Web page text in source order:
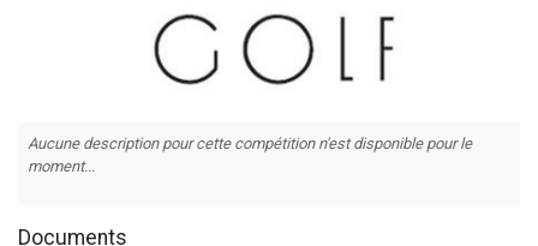
Aucune description pour cette compétition n'est disponible pour le
moment...
Documents